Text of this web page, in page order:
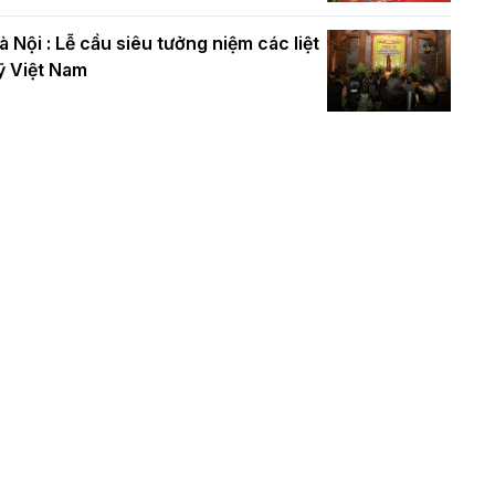
Nội : Lễ cầu siêu tưởng niệm các liệt
Việt Nam